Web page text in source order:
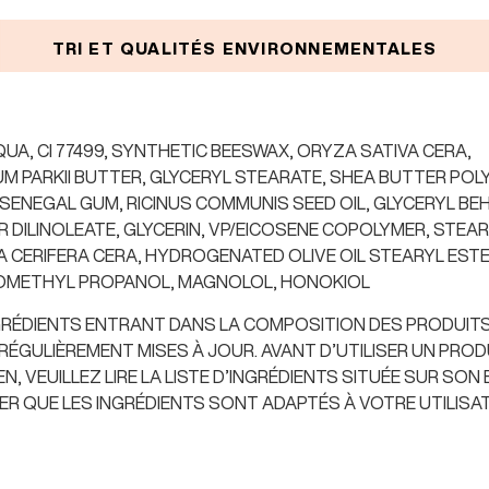
TRI ET QUALITÉS ENVIRONNEMENTALES
CI 77499, SYNTHETIC BEESWAX, ORYZA SATIVA CERA,
PARKII BUTTER, GLYCERYL STEARATE, SHEA BUTTER
GUM, RICINUS COMMUNIS SEED OIL, GLYCERYL
DILINOLEATE, GLYCERIN, VP/EICOSENE COPOLYMER,
CERIFERA CERA, HYDROGENATED OLIVE OIL STEARYL
PROPANOL, MAGNOLOL, HONOKIOL
ENTRANT DANS LA COMPOSITION DES
MISES À JOUR. AVANT D’UTILISER UN
VEUILLEZ LIRE LA LISTE D’INGRÉDIENTS SITUÉE SUR SON
QUE LES INGRÉDIENTS SONT ADAPTÉS À VOTRE
d'origine nat
5 COMMENTAIRES
très bon mascara
5/5
j'adore vraiment bonne qualité
Brigitte O,09/09/2025